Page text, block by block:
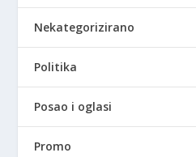
Nekategorizirano
Politika
Posao i oglasi
Promo